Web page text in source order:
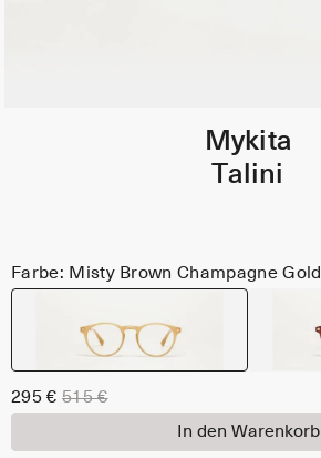
Mykita
Talini
Farbe: Misty Brown Champagne Gold
295 € 515 €
In den Warenkorb